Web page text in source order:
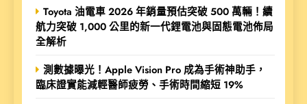
Toyota 油電車 2026 年銷量預估突破 500 萬輛！續
航力突破 1,000 公里的新一代鋰電池與固態電池佈局
全解析
測數據曝光！Apple Vision Pro 成為手術神助手，
臨床證實能減輕醫師疲勞、手術時間縮短 19%